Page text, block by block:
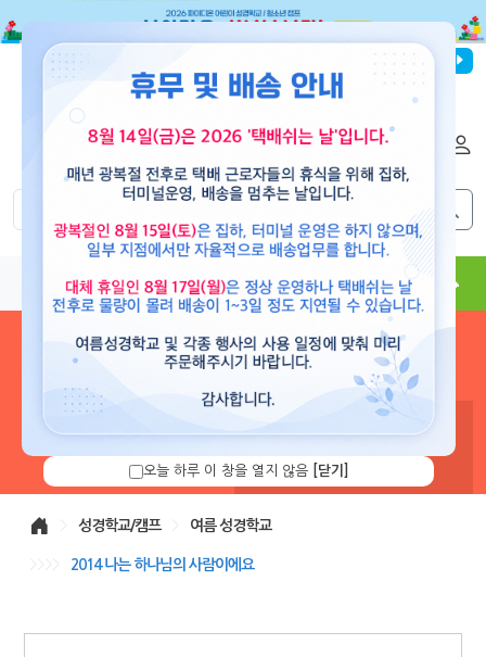
파이디온선교회
도서 뮤직 용품 현수막 콘텐츠
로그인 하시면 보유 캐쉬 확
니다.
성경학교/캠프 여름 성경학교
2014 나는 하나님의 사람이에요
오늘 하루 이 창을 열지 않음 [닫기]